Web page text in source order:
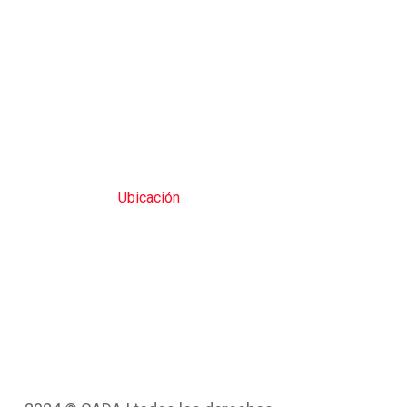
Ubicación